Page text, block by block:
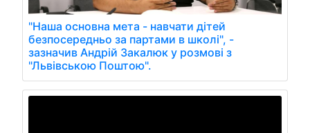
"Наша основна мета - навчати дітей
безпосередньо за партами в школі", -
зазначив Андрій Закалюк у розмові з
"Львівською Поштою".